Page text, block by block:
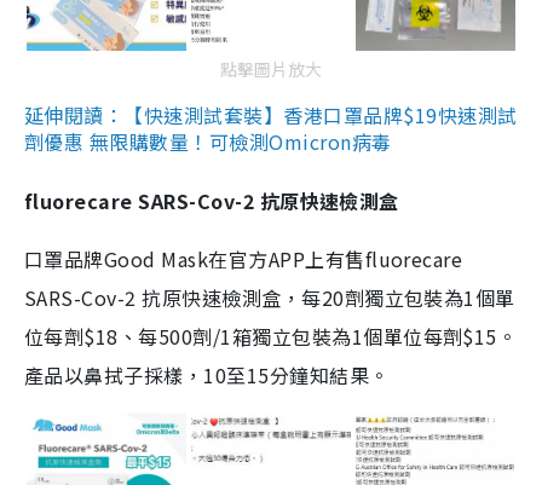
點擊圖片放大
延伸閱讀：【快速測試套裝】香港口罩品牌$19快速測試
劑優惠 無限購數量！可檢測Omicron病毒
fluorecare SARS-Cov-2 抗原快速檢測盒
口罩品牌Good Mask在官方APP上有售fluorecare
SARS-Cov-2 抗原快速檢測盒，每20劑獨立包裝為1個單
位每劑$18、每500劑/1箱獨立包裝為1個單位每劑$15。
產品以鼻拭子採樣，10至15分鐘知結果。